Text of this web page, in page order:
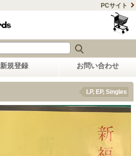
PCサイト
新規登録 お問い合わせ
LP, EP, Singles